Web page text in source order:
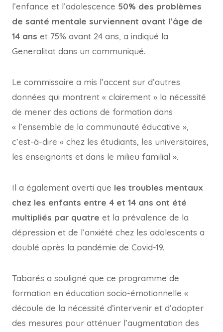
l’enfance et l’adolescence 50% des problèmes
de santé mentale surviennent avant l’âge de
14 ans et 75% avant 24 ans, a indiqué la
Generalitat dans un communiqué.
Le commissaire a mis l’accent sur d’autres
données qui montrent « clairement » la nécessité
de mener des actions de formation dans
« l’ensemble de la communauté éducative »,
c’est-à-dire « chez les étudiants, les universitaires,
les enseignants et dans le milieu familial ».
Il a également averti que les troubles mentaux
chez les enfants entre 4 et 14 ans ont été
multipliés par quatre et la prévalence de la
dépression et de l’anxiété chez les adolescents a
doublé après la pandémie de Covid-19.
Tabarés a souligné que ce programme de
formation en éducation socio-émotionnelle «
découle de la nécessité d’intervenir et d’adopter
des mesures pour atténuer l’augmentation des